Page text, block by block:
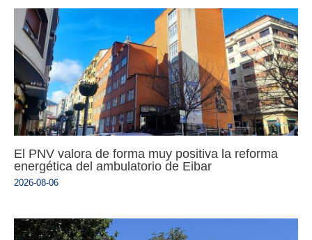
El PNV valora de forma muy positiva la reforma
energética del ambulatorio de Eibar
2026-08-06